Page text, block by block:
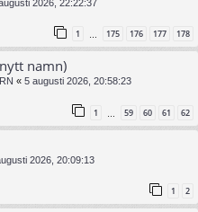
2026, 22:22:37
1 … 175 176 177 178
namn)
« 5 augusti 2026, 20:58:23
1 59 60 61 62
2026, 20:09:13
1 2